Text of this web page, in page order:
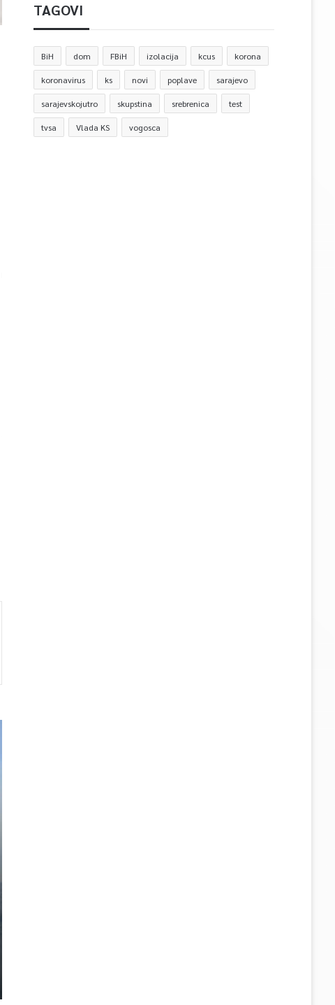
TAGOVI
BiH dom FBiH izolacija kcus korona
koronavirus ks novi poplave sarajevo
sarajevskojutro skupstina srebrenica test
tvsa Vlada KS vogosca